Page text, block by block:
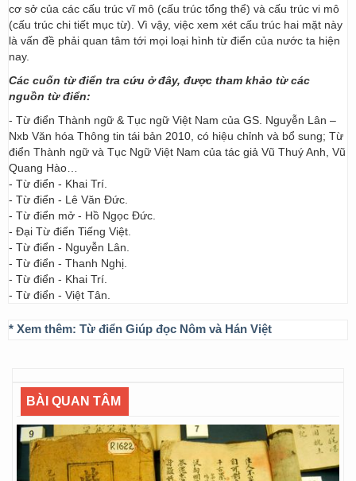
cơ sở của các cấu trúc vĩ mô (cấu trúc tổng thể) và cấu trúc vi mô
(cấu trúc chi tiết mục từ). Vì vậy, việc xem xét cấu trúc hai mặt này
là vấn đề phải quan tâm tới mọi loại hình từ điển của nước ta hiện
nay.
Các cuốn từ điển tra cứu ở đây, được tham khảo từ các
nguồn từ điển:
- Từ điển Thành ngữ & Tục ngữ Việt Nam của GS. Nguyễn Lân –
Nxb Văn hóa Thông tin tái bản 2010, có hiệu chỉnh và bổ sung; Từ
điển Thành ngữ và Tục Ngữ Việt Nam của tác giả Vũ Thuý Anh, Vũ
Quang Hào…
- Từ điển - Khai Trí.
- Từ điển - Lê Văn Đức.
- Từ điển mở - Hồ Ngọc Đức.
- Đại Từ điển Tiếng Việt.
- Từ điển - Nguyễn Lân.
- Từ điển - Thanh Nghị.
- Từ điển - Khai Trí.
- Từ điển - Việt Tân.
* Xem thêm: Từ điển Giúp đọc Nôm và Hán Việt
BÀI QUAN TÂM